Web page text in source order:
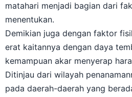
matahari menjadi bagian dari
menentukan.
Demikian juga dengan faktor
erat kaitannya dengan daya
kemampuan akar menyerap
Ditinjau dari wilayah
pada daerah-daerah yang